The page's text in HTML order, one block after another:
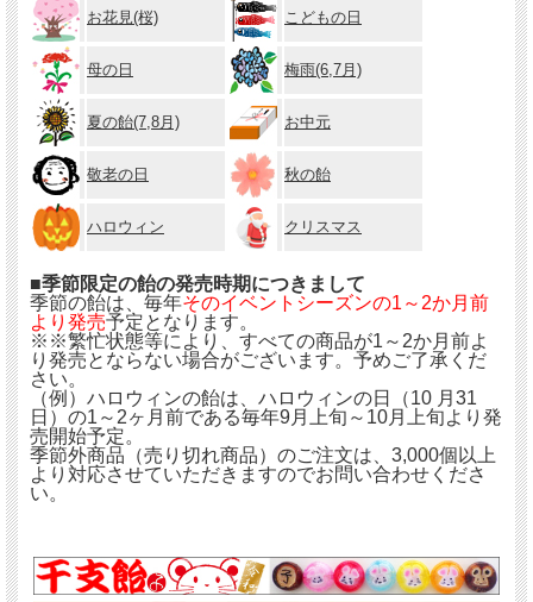
お花見(桜) こどもの日
母の日 梅雨(6,7月)
夏の飴(7,8月) お中元
敬老の日 秋の飴
ハロウィン クリスマス
■季節限定の飴の発売時期につきまして
季節の飴は、毎年そのイベントシーズンの1～2か月前
より発売予定となります。
※※繁忙状態等により、すべての商品が1～2か月前よ
り発売とならない場合がございます。予めご了承くだ
さい。
（例）ハロウィンの飴は、ハロウィンの日（10 月31
日）の1～2ヶ月前である毎年9月上旬～10月上旬より発
売開始予定。
季節外商品（売り切れ商品）のご注文は、3,000個以上
より対応させていただきますのでお問い合わせくださ
い。